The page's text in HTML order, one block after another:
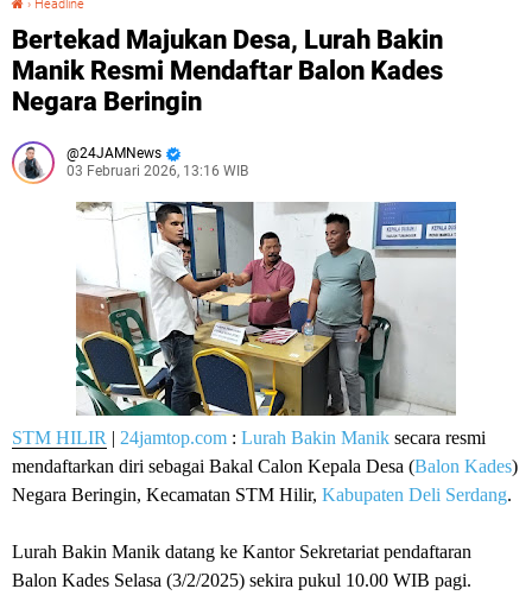
› Headline
Bertekad Majukan Desa, Lurah Bakin
Manik Resmi Mendaftar Balon Kades
Negara Beringin
24JAMNews
03 Februari 2026, 13:16 WIB
STM HILIR | 24jamtop.com : Lurah Bakin Manik secara resmi
mendaftarkan diri sebagai Bakal Calon Kepala Desa (Balon Kades)
Negara Beringin, Kecamatan STM Hilir, Kabupaten Deli Serdang.
Lurah Bakin Manik datang ke Kantor Sekretariat pendaftaran
Balon Kades Selasa (3/2/2025) sekira pukul 10.00 WIB pagi.